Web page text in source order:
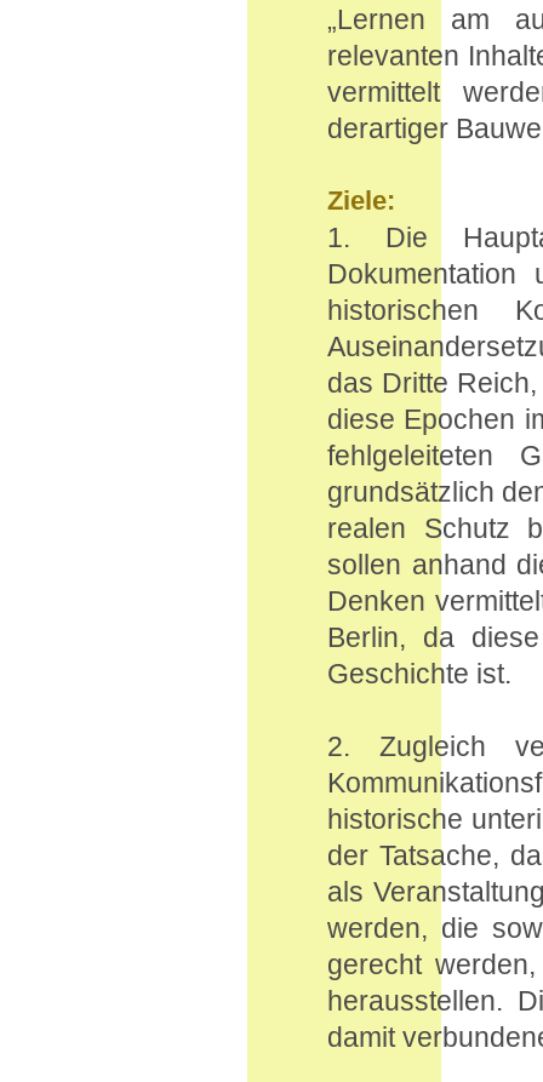
„Lernen am
relevanten
vermittelt
derartiger
Ziele:
1. Die
historischen
das Dritte
diese Epochen
fehlgeleiteten
grundsätzlich
realen Schutz
sollen anhand
Denken
Berlin, da
Geschichte ist.
2. Zugleich
historische
der Tatsache,
als
werden, die
gerecht
herausstellen.
damit